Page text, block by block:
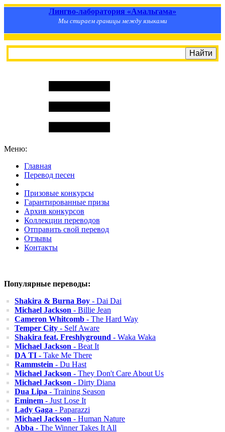
Лингво-лаборатория «Амальгама»
Мы стираем границы между языками
Меню:
Главная
Перевод песен
Призовые конкурсы
Гарантированные призы
Архив конкурсов
Коллекции переводов
Отправить свой перевод
Отзывы
Контакты
Популярные переводы:
Shakira & Burna Boy - Dai Dai
Michael Jackson - Billie Jean
Cameron Whitcomb - The Hard Way
Temper City - Self Aware
Shakira feat. Freshlyground - Waka Waka
Michael Jackson - Beat It
DA TI - Take Me There
Rammstein - Du Hast
Michael Jackson - They Don't Care About Us
Michael Jackson - Dirty Diana
Dua Lipa - Training Season
Eminem - Just Lose It
Lady Gaga - Paparazzi
Michael Jackson - Human Nature
Abba - The Winner Takes It All